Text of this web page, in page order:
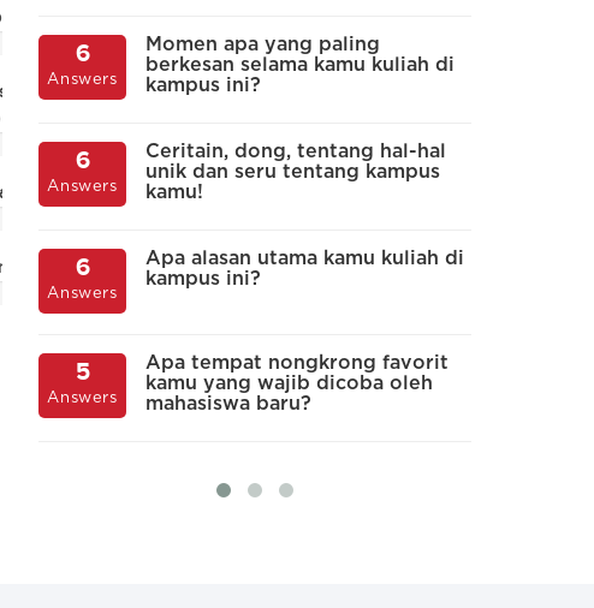
Diskusi seputar materi kuliah dan akademis cuma
ada di kelas
Diskusi sering terjadi di luar kelas
Diskusi akademis selalu ada, kapan saja dan dimana
Cukup banyak
Rasa bangga
6
Answers
Momen apa yang paling
berkesan selama kamu kuliah di
kampus ini?
6
Answers
Ceritain, dong, tentang hal-hal
unik dan seru tentang kampus
kamu!
6
Answers
Apa alasan utama kamu kuliah di
kampus ini?
5
Answers
Apa tempat nongkrong favorit
kamu yang wajib dicoba oleh
mahasiswa baru?